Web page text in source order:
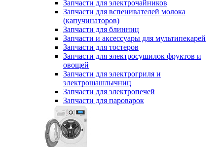
Запчасти для электрочайников
Запчасти для вспенивателей молока
(капучинаторов)
Запчасти для блинниц
Запчасти и аксессуары для мультипекарей
Запчасти для тостеров
Запчасти для электросушилок фруктов и
овощей
Запчасти для электрогриля и
электрошашлычниц
Запчасти для электропечей
Запчасти для пароварок